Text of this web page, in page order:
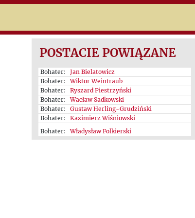
POSTACIE POWIĄZANE
Bohater:
Jan Bielatowicz
Bohater:
Wiktor Weintraub
Bohater:
Ryszard Piestrzyński
Bohater:
Wacław Sadkowski
Bohater:
Gustaw Herling-Grudziński
Bohater:
Kazimierz Wiśniowski
Bohater:
Władysław Folkierski